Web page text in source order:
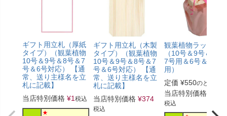
ギフト用立札（厚紙
タイプ）（観葉植物
10号＆9号＆8号＆7
号＆6号対応） 【通
常、送り主様名を立
札に記載】
当店特別価格 ¥1税込
ギフト用立札（木製
タイプ）（観葉植物
10号＆9号＆8号＆7
号＆6号対応） 【通
常、送り主様名を立
札に記載】
当店特別価格 ¥374
税込
観葉植物ラッピン
（10号＆9号＆8号
7号用＆6号＆5号
用）
定価 ¥550のところ
当店特別価格
税込